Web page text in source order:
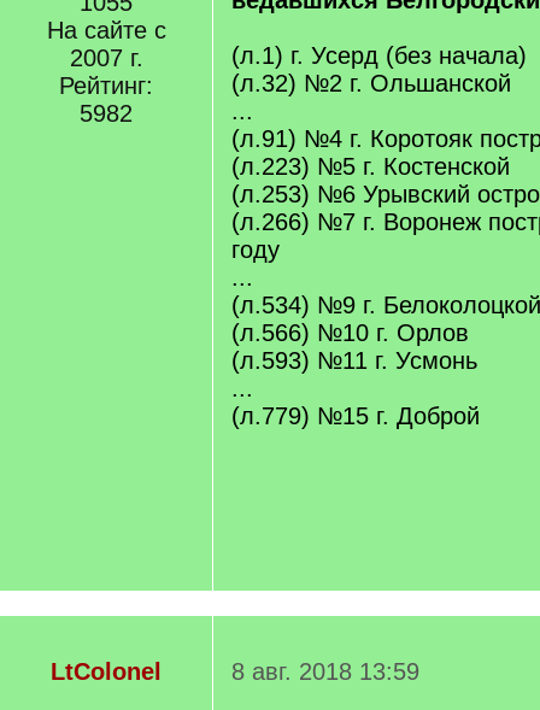
На сайте с
2007 г.
Рейтинг:
5982
(л.1) г. Усерд (без начала)
(л.32) №2 г. Ольшанской
...
(л.91) №4 г. Коротояк
(л.223) №5 г. Костенской
(л.253) №6 Урывский
(л.266) №7 г. Воронеж
году
...
(л.534) №9 г. Белоколоцкой
(л.566) №10 г. Орлов
(л.593) №11 г. Усмонь
...
(л.779) №15 г. Доброй
LtColonel
8 авг. 2018 13:59